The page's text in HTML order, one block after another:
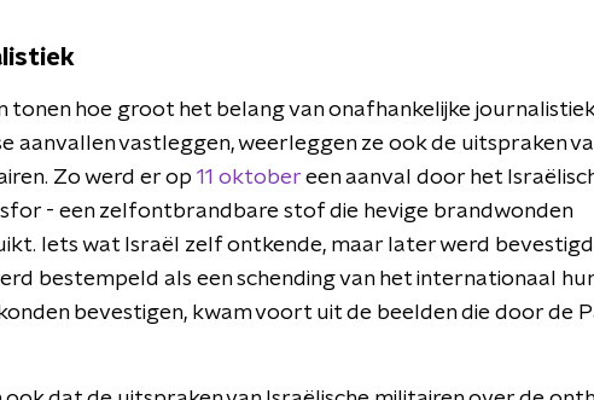
tonen hoe groot het belang van onafhankelijke
aanvallen vastleggen, weerleggen ze ook de uitspraken
Zo werd er op 11 oktober een aanval door het
- een zelfontbrandbare stof die hevige brandwonden
Iets wat Israël zelf ontkende, maar later werd
bestempeld als een schending van het internationaal
bevestigen, kwam voort uit de beelden die door de